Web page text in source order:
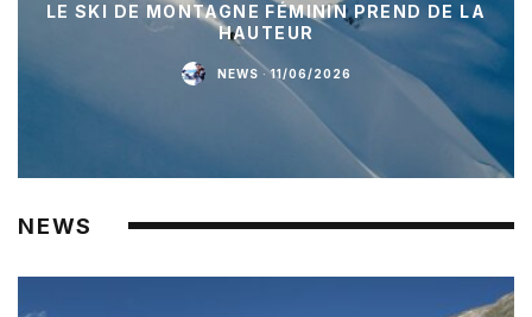
LE SKI DE MONTAGNE FÉMININ PREND DE LA
HAUTEUR
NEWS · 11/06/2026
NEWS